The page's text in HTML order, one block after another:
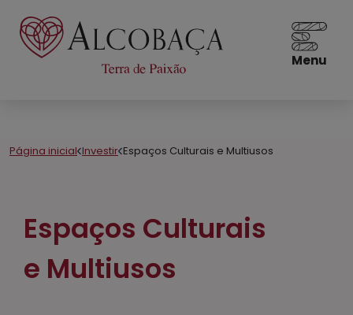
Menu
Página inicial Investir Espaços Culturais e Multiusos
Espaços Culturais
e Multiusos